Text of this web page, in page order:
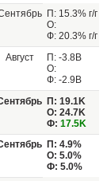
П: 15.3% г/г
О:
Ф: 20.3% г/г
Август
П: -3.8B
О:
Ф: -2.9B
П: 19.1K
О: 24.7K
Ф: 17.5K
П: 4.9%
О: 5.0%
Ф: 5.0%